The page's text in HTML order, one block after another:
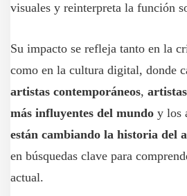
visuales y reinterpreta la función
Su impacto se refleja tanto en la
como en la cultura digital, donde
artistas contemporáneos,
más influyentes del mundo y los
están cambiando la historia del
en búsquedas clave para
actual.